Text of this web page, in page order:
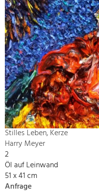
Stilles Leben, Kerze
Harry Meyer
2
Öl auf Leinwand
51 x 41 cm
Anfrage